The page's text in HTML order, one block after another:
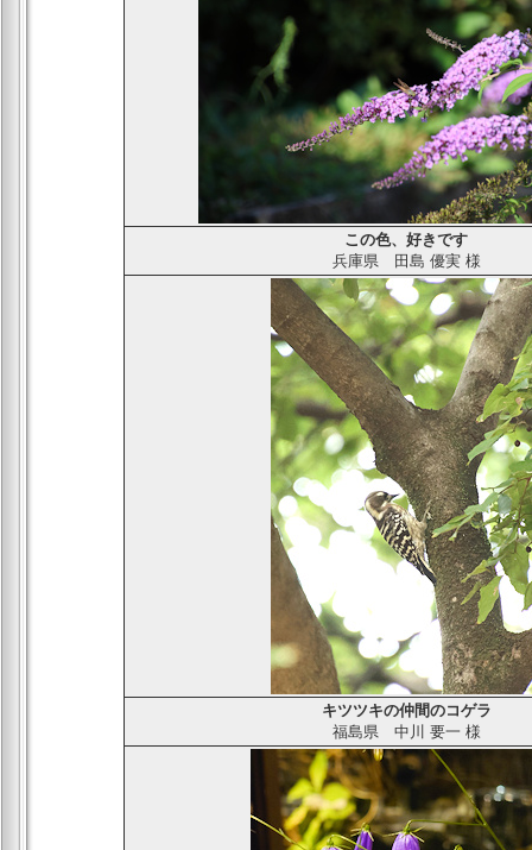
この色、好きです
兵庫県田島 優実 様
キツツキの仲間のコゲラ
福島県中川 要一 様